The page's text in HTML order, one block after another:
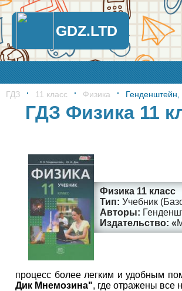
GDZ.LTD
ГДЗ 11 класс Физика Генденштейн,
ГДЗ Физика 11
Физика 11 класс
Учебник
процесс более легким и удобным
Дик Мнемозина", где отражены все